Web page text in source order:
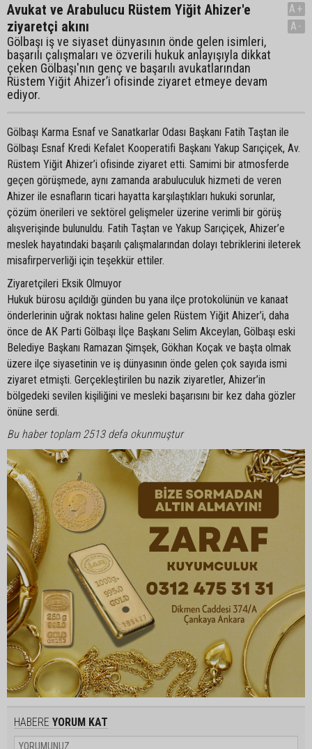
Avukat ve Arabulucu Rüstem Yiğit Ahizer'e
ziyaretçi akını
Gölbaşı iş ve siyaset dünyasının önde gelen isimleri,
başarılı çalışmaları ve özverili hukuk anlayışıyla dikkat
çeken Gölbaşı'nın genç ve başarılı avukatlarından
Rüstem Yiğit Ahizer’i ofisinde ziyaret etmeye devam
ediyor.
A+
A-
Gölbaşı Karma Esnaf ve Sanatkarlar Odası Başkanı Fatih Taştan ile
Gölbaşı Esnaf Kredi Kefalet Kooperatifi Başkanı Yakup Sarıçiçek, Av.
Rüstem Yiğit Ahizer’i ofisinde ziyaret etti. Samimi bir atmosferde
geçen görüşmede, aynı zamanda arabuluculuk hizmeti de veren
Ahizer ile esnafların ticari hayatta karşılaştıkları hukuki sorunlar,
çözüm önerileri ve sektörel gelişmeler üzerine verimli bir görüş
alışverişinde bulunuldu. Fatih Taştan ve Yakup Sarıçiçek, Ahizer’e
meslek hayatındaki başarılı çalışmalarından dolayı tebriklerini ileterek
misafirperverliği için teşekkür ettiler.
Ziyaretçileri Eksik Olmuyor
Hukuk bürosu açıldığı günden bu yana ilçe protokolünün ve kanaat
önderlerinin uğrak noktası haline gelen Rüstem Yiğit Ahizer’i, daha
önce de AK Parti Gölbaşı İlçe Başkanı Selim Akceylan, Gölbaşı eski
Belediye Başkanı Ramazan Şimşek, Gökhan Koçak ve başta olmak
üzere ilçe siyasetinin ve iş dünyasının önde gelen çok sayıda ismi
ziyaret etmişti. Gerçekleştirilen bu nazik ziyaretler, Ahizer’in
bölgedeki sevilen kişiliğini ve mesleki başarısını bir kez daha gözler
önüne serdi.
Bu haber toplam 2513 defa okunmuştur
HABERE YORUM KAT